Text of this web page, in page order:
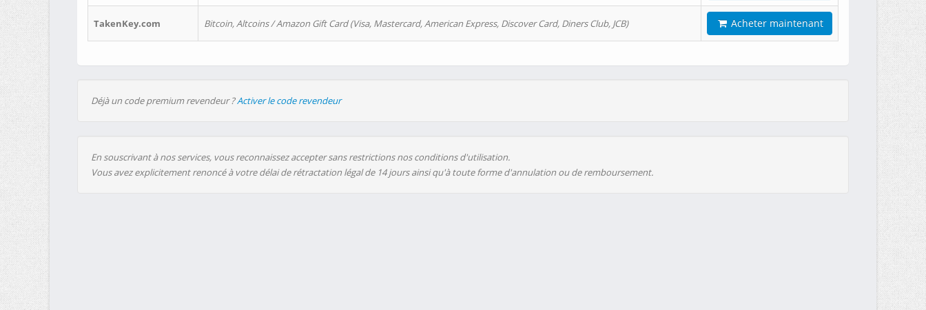
TakenKey.com Bitcoin, Altcoins / Amazon Gift Card (Visa, Mastercard, American Express, Discover Card, Diners Club, JCB) Acheter maintenant
Déjà un code premium revendeur ?Activer le code revendeur
En souscrivant à nos services, vous reconnaissez accepter sans restrictions nos conditions d'utilisation.
Vous avez explicitement renoncé à votre délai de rétractation légal de 14 jours ainsi qu'à toute forme d'annulation ou de remboursement.